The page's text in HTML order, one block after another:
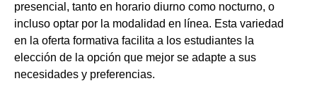
presencial, tanto en horario diurno como nocturno, o
incluso optar por la modalidad en línea. Esta variedad
en la oferta formativa facilita a los estudiantes la
elección de la opción que mejor se adapte a sus
necesidades y preferencias.